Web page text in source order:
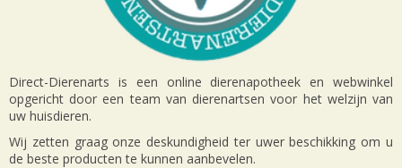
Direct-Dierenarts is een online dierenapotheek en webwinkel
opgericht door een team van dierenartsen voor het welzijn van
uw huisdieren.
Wij zetten graag onze deskundigheid ter uwer beschikking om u
de beste producten te kunnen aanbevelen.